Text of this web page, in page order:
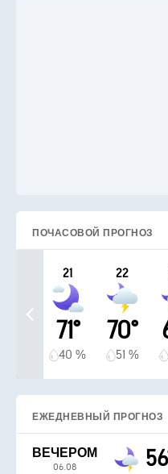
ПОЧАСОВОЙ ПРОГНОЗ
21
71°
40 %
22
70°
51 %
ЕЖЕДНЕВНЫЙ ПРОГНОЗ
ВЕЧЕРОМ
06.08